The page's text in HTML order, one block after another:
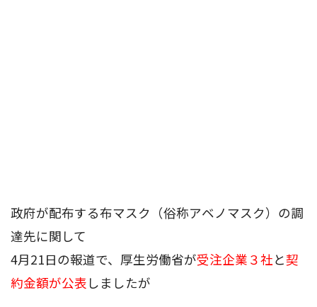
政府が配布する布マスク（俗称アベノマスク）の調
達先に関して
4月21日の報道で、厚生労働省が受注企業３社と契
約金額が公表 しましたが